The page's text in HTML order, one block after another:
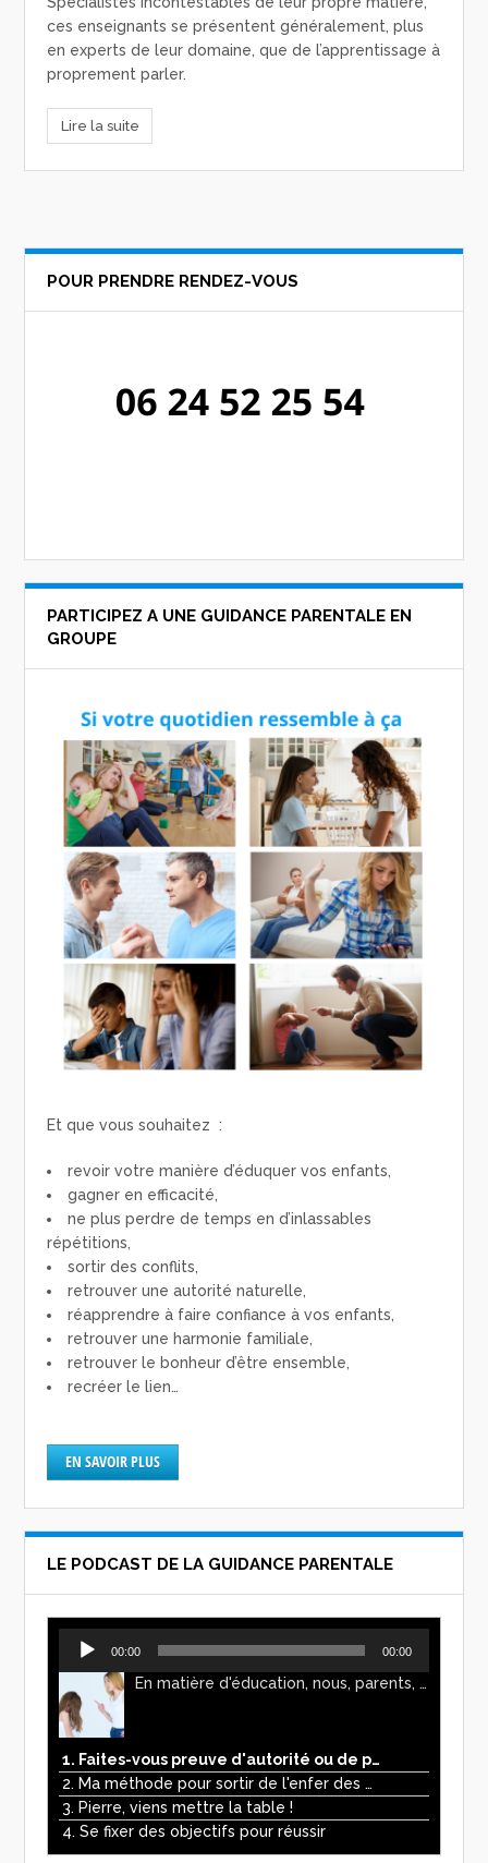
ces enseignants se présentent généralement, plus
en experts de leur domaine, que de l’apprentissage à
proprement parler.
Lire la suite
POUR PRENDRE RENDEZ-VOUS
PARTICIPEZ A UNE GUIDANCE PARENTALE EN
GROUPE
Et que vous souhaitez :
revoir votre manière d’éduquer vos enfants,
gagner en efficacité,
ne plus perdre de temps en d’inlassables
répétitions,
sortir des conflits,
retrouver une autorité naturelle,
réapprendre à faire confiance à vos enfants,
retrouver une harmonie familiale,
retrouver le bonheur d’être ensemble,
recréer le lien…
EN SAVOIR PLUS
LE PODCAST DE LA GUIDANCE PARENTALE
Lecteur
audio
00:00 00:00
En matière d'éducation, nous, parents, avons l'impression de faire preuve d'autorité. Mais n'est-ce pas, parfois, plutôt un jeu de pouvoir ? Ce podcast vous permettra d'y voir plus clair !
1. Faites-vous preuve d'autorité ou de pouvoir avec vos enfants ?
2. Ma méthode pour sortir de l'enfer des écrans
3. Pierre, viens mettre la table !
4. Se fixer des objectifs pour réussir